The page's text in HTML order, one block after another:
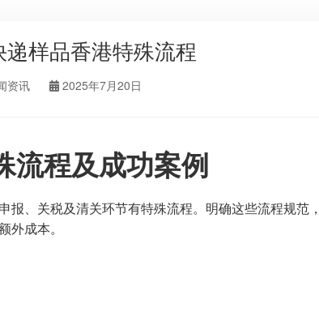
递样品香港特殊流程
资讯 2025年7月20日
流程及成功案例
报、关税及清关环节有特殊流程。明确这些流程规范
成本。